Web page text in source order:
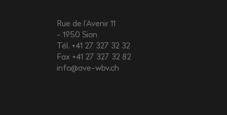
Rue de l’Avenir 11
1950 Sion
Tél. +41 27 327 32 32
Fax +41 27 327 32 82
info@ave-wbv.ch